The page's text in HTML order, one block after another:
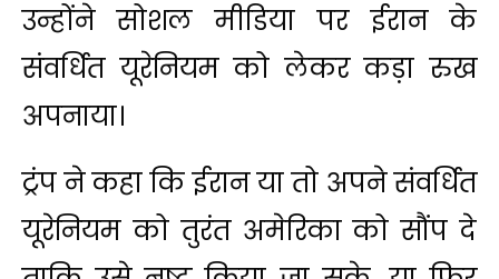
उन्होंने सोशल मीडिया पर ईरान के
संवर्धित यूरेनियम को लेकर कड़ा रुख
अपनाया।
ट्रंप ने कहा कि ईरान या तो अपने संवर्धित
यूरेनियम को तुरंत अमेरिका को सौंप दे